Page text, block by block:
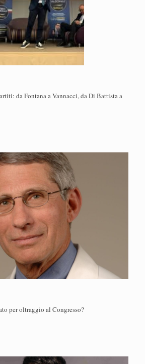
da Fontana a Vannacci, da Di Battista a
per oltraggio al Congresso?